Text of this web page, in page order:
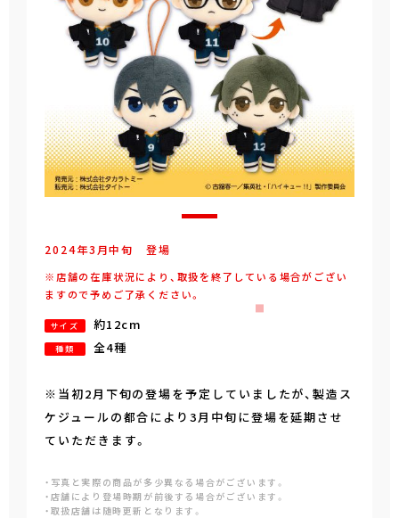
2024年3 月中旬 登場
※店舗の在庫状況により、取扱を終了している場合がござい
ますので予めご了承ください。
サイズ 約12cm
種類 全4種
※当初2月下旬の登場を予定していましたが、製造ス
ケジュールの都合により3月中旬に登場を延期させ
ていただきます。
・写真と実際の商品が多少異なる場合がございます。
・店舗により登場時期が前後する場合がございます。
・取扱店舗は随時更新となります。